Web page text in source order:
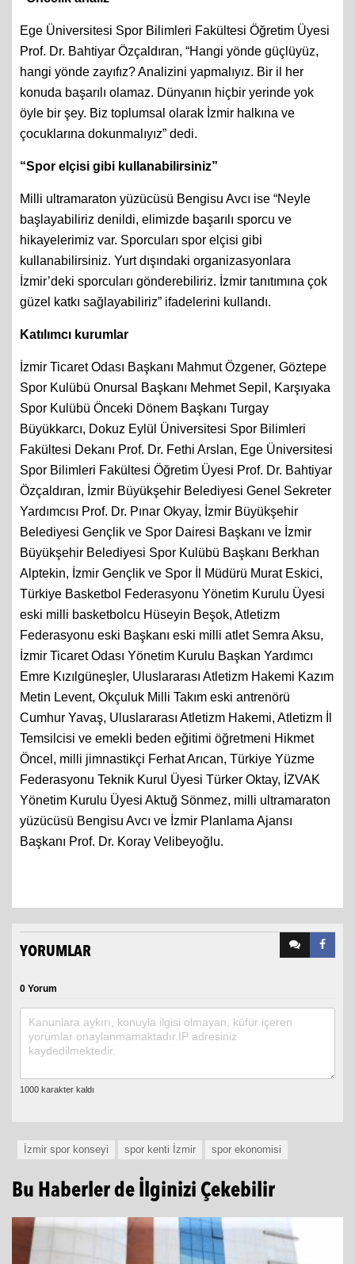
Ege Üniversitesi Spor Bilimleri Fakültesi Öğretim Üyesi
Prof. Dr. Bahtiyar Özçaldıran, “Hangi yönde güçlüyüz,
hangi yönde zayıfız? Analizini yapmalıyız. Bir il her
konuda başarılı olamaz. Dünyanın hiçbir yerinde yok
öyle bir şey. Biz toplumsal olarak İzmir halkına ve
çocuklarına dokunmalıyız” dedi.
“Spor elçisi gibi kullanabilirsiniz”
Milli ultramaraton yüzücüsü Bengisu Avcı ise “Neyle
başlayabiliriz denildi, elimizde başarılı sporcu ve
hikayelerimiz var. Sporcuları spor elçisi gibi
kullanabilirsiniz. Yurt dışındaki organizasyonlara
İzmir’deki sporcuları gönderebiliriz. İzmir tanıtımına çok
güzel katkı sağlayabiliriz” ifadelerini kullandı.
Katılımcı kurumlar
İzmir Ticaret Odası Başkanı Mahmut Özgener, Göztepe
Spor Kulübü Onursal Başkanı Mehmet Sepil, Karşıyaka
Spor Kulübü Önceki Dönem Başkanı Turgay
Büyükkarcı, Dokuz Eylül Üniversitesi Spor Bilimleri
Fakültesi Dekanı Prof. Dr. Fethi Arslan, Ege Üniversitesi
Spor Bilimleri Fakültesi Öğretim Üyesi Prof. Dr. Bahtiyar
Özçaldıran, İzmir Büyükşehir Belediyesi Genel Sekreter
Yardımcısı Prof. Dr. Pınar Okyay, İzmir Büyükşehir
Belediyesi Gençlik ve Spor Dairesi Başkanı ve İzmir
Büyükşehir Belediyesi Spor Kulübü Başkanı Berkhan
Alptekin, İzmir Gençlik ve Spor İl Müdürü Murat Eskici,
Türkiye Basketbol Federasyonu Yönetim Kurulu Üyesi
eski milli basketbolcu Hüseyin Beşok, Atletizm
Federasyonu eski Başkanı eski milli atlet Semra Aksu,
İzmir Ticaret Odası Yönetim Kurulu Başkan Yardımcı
Emre Kızılgüneşler, Uluslararası Atletizm Hakemi Kazım
Metin Levent, Okçuluk Milli Takım eski antrenörü
Cumhur Yavaş, Uluslararası Atletizm Hakemi, Atletizm İl
Temsilcisi ve emekli beden eğitimi öğretmeni Hikmet
Öncel, milli jimnastikçi Ferhat Arıcan, Türkiye Yüzme
Federasyonu Teknik Kurul Üyesi Türker Oktay, İZVAK
Yönetim Kurulu Üyesi Aktuğ Sönmez, milli ultramaraton
yüzücüsü Bengisu Avcı ve İzmir Planlama Ajansı
Başkanı Prof. Dr. Koray Velibeyoğlu.
YORUMLAR
0 Yorum
İzmir spor konseyi spor kenti İzmir spor ekonomisi
Bu Haberler de İlginizi Çekebilir